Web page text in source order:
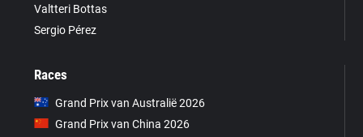
Valtteri Bottas
Sergio Pérez
Races
Grand Prix van Australië 2026
Grand Prix van China 2026